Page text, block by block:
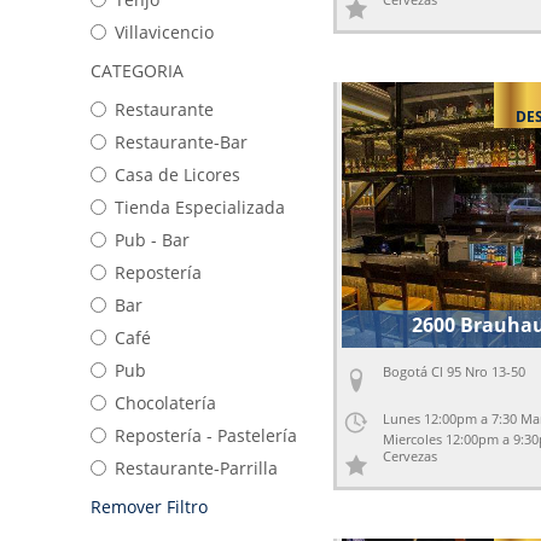
Villavicencio
CATEGORIA
Restaurante
Restaurante-Bar
Casa de Licores
Tienda Especializada
Pub - Bar
Repostería
Bar
Café
Pub
Chocolatería
Repostería - Pastelería
Restaurante-Parrilla
Remover Filtro
2600
Bogotá Cl 95 Nro 13-50
Lunes 12:00pm a 7:30 Martes a
Miercoles 12:00pm a
12:00pm a 10:30 Viernes
Cervezas